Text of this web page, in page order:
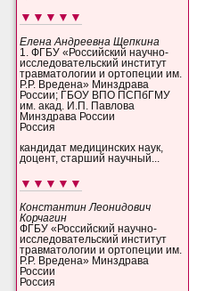
▼▼▼▼▼
Елена Андреевна Щепкина
1. ФГБУ «Российский научно-
исследовательский институт
травматологии и ортопеции им.
Р.Р. Вредена» Минздрава
России; ГБОУ ВПО ПСПбГМУ
им. акад. И.П. Павлова
Минздрава России
Россия
кандидат медицинских наук,
доцент, старший научный...
▼▼▼▼▼
Константин Леонидович
Корчагин
ФГБУ «Российский научно-
исследовательский институт
травматологии и ортопеции им.
Р.Р. Вредена» Минздрава
России
Россия